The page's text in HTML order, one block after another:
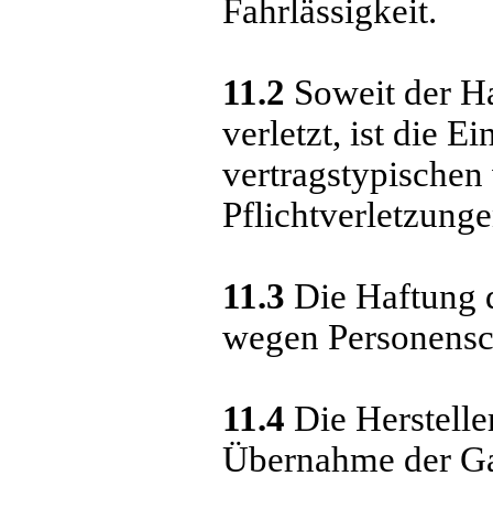
Fahrlässigkeit.
11.2 Soweit der
verletzt, ist die
11.3 Die Haftung
wegen
11.4 Die
Übernahme der